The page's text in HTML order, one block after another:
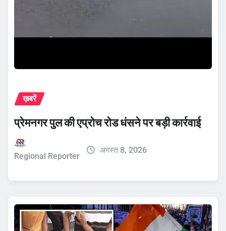
ख़बरें
प्रेमनगर पुल की एप्रोच रोड धंसने पर बड़ी कार्रवाई
Regional Reporter
अगस्त 8, 2026